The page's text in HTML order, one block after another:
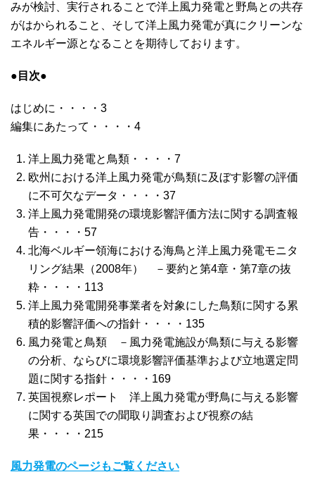
みが検討、実行されることで洋上風力発電と野鳥との共存
がはかられること、そして洋上風力発電が真にクリーンな
エネルギー源となることを期待しております。
●目次●
はじめに・・・・3
編集にあたって・・・・4
洋上風力発電と鳥類・・・・7
欧州における洋上風力発電が鳥類に及ぼす影響の評価
に不可欠なデータ・・・・37
洋上風力発電開発の環境影響評価方法に関する調査報
告・・・・57
北海ベルギー領海における海鳥と洋上風力発電モニタ
リング結果（2008年） －要約と第4章・第7章の抜
粋・・・・113
洋上風力発電開発事業者を対象にした鳥類に関する累
積的影響評価への指針・・・・135
風力発電と鳥類 －風力発電施設が鳥類に与える影響
の分析、ならびに環境影響評価基準および立地選定問
題に関する指針・・・・169
英国視察レポート 洋上風力発電が野鳥に与える影響
に関する英国での聞取り調査および視察の結
果・・・・215
風力発電のページもご覧ください